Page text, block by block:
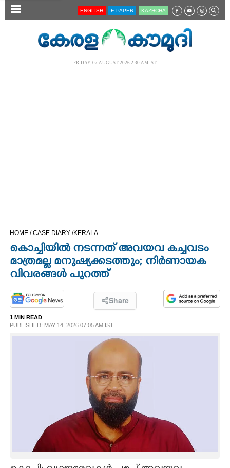
SECTIONS
OPINION
PHOTOS
LIFESTYLE
ASTRO
ENGLISH E-PAPER KĀZHCHA
FRIDAY, 07 AUGUST 2026 2.30 AM IST
HOME /CASE DIARY /KERALA
കൊച്ചിയിൽ നടന്നത് അവയവ കച്ചവടം
മാത്രമല്ല മനുഷ്യക്കടത്തും; നിർണായക
വിവരങ്ങൾ പുറത്ത്
Share
1 MIN READ
PUBLISHED: MAY 14, 2026 07:05 AM IST